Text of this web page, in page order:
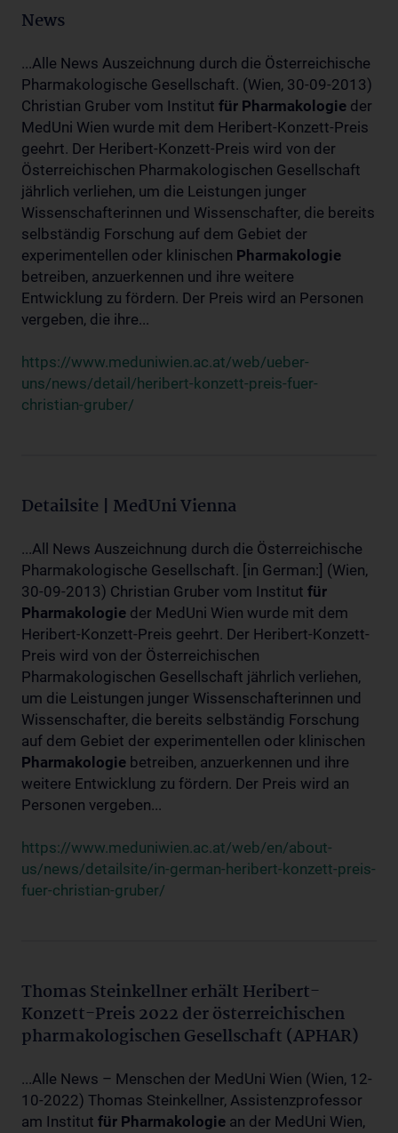
News
...Alle News Auszeichnung durch die Österreichische
Pharmakologische Gesellschaft. (Wien, 30-09-2013)
Christian Gruber vom Institut für Pharmakologie der
MedUni Wien wurde mit dem Heribert-Konzett-Preis
geehrt. Der Heribert-Konzett-Preis wird von der
Österreichischen Pharmakologischen Gesellschaft
jährlich verliehen, um die Leistungen junger
Wissenschafterinnen und Wissenschafter, die bereits
selbständig Forschung auf dem Gebiet der
experimentellen oder klinischen Pharmakologie
betreiben, anzuerkennen und ihre weitere
Entwicklung zu fördern. Der Preis wird an Personen
vergeben, die ihre...
https://www.meduniwien.ac.at/web/ueber-
uns/news/detail/heribert-konzett-preis-fuer-
christian-gruber/
Detailsite | MedUni Vienna
...All News Auszeichnung durch die Österreichische
Pharmakologische Gesellschaft. [in German:] (Wien,
30-09-2013) Christian Gruber vom Institut für
Pharmakologie der MedUni Wien wurde mit dem
Heribert-Konzett-Preis geehrt. Der Heribert-Konzett-
Preis wird von der Österreichischen
Pharmakologischen Gesellschaft jährlich verliehen,
um die Leistungen junger Wissenschafterinnen und
Wissenschafter, die bereits selbständig Forschung
auf dem Gebiet der experimentellen oder klinischen
Pharmakologie betreiben, anzuerkennen und ihre
weitere Entwicklung zu fördern. Der Preis wird an
Personen vergeben...
https://www.meduniwien.ac.at/web/en/about-
us/news/detailsite/in-german-heribert-konzett-preis-
fuer-christian-gruber/
Thomas Steinkellner erhält Heribert-
Konzett-Preis 2022 der österreichischen
pharmakologischen Gesellschaft (APHAR)
...Alle News – Menschen der MedUni Wien (Wien, 12-
10-2022) Thomas Steinkellner, Assistenzprofessor
am Institut für Pharmakologie an der MedUni Wien,